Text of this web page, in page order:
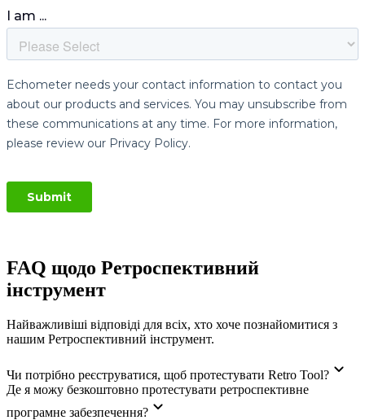
FAQ щодо Ретроспективний
інструмент
Найважливіші відповіді для всіх, хто хоче познайомитися з
нашим Ретроспективний інструмент.
Чи потрібно реєструватися, щоб протестувати Retro Tool?
Де я можу безкоштовно протестувати ретроспективне
програмне забезпечення?